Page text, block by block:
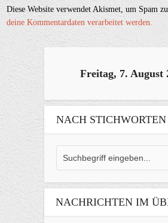
Diese Website verwendet Akismet, um Spam
deine Kommentardaten verarbeitet werden.
Freitag, 7. August
NACH
NACHRICHTEN IM